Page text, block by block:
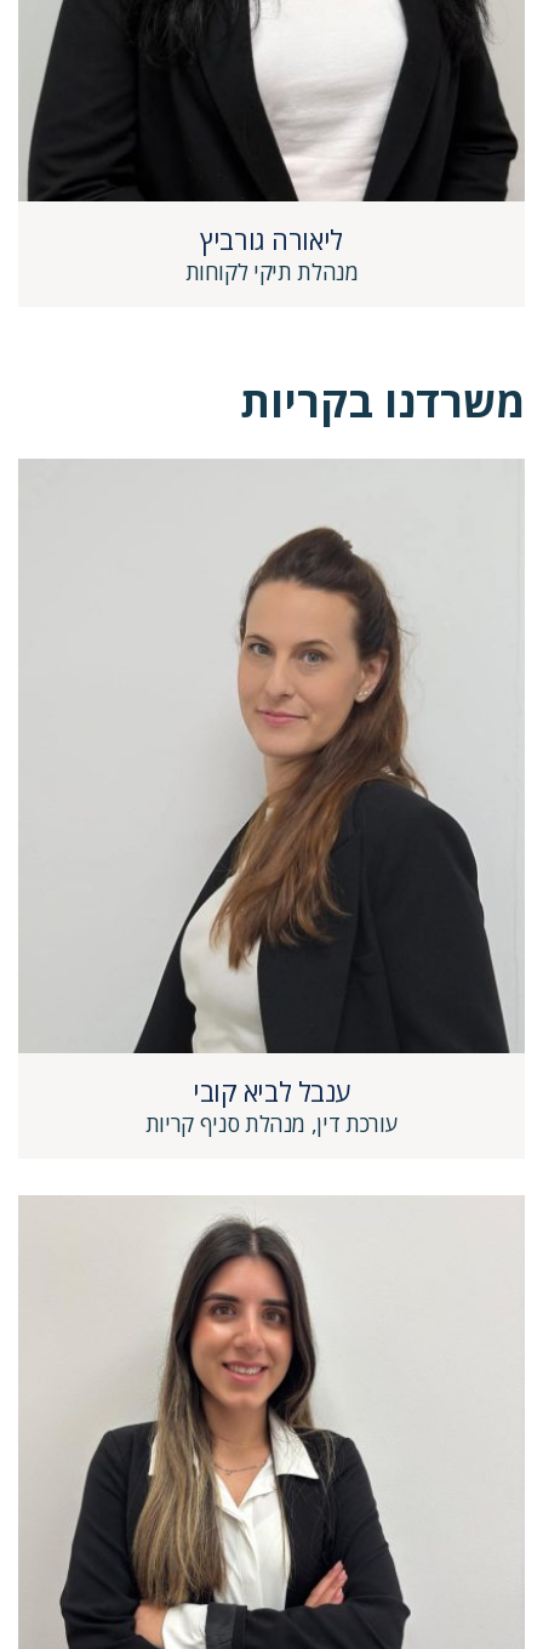
ליאורה גורביץ
מנהלת תיקי לקוחות
משרדנו בקריות
ענבל לביא קובי
עורכת דין, מנהלת סניף קריות